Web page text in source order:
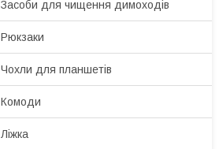
Засоби для чищення димоходів
Рюкзаки
Чохли для планшетів
Комоди
Ліжка